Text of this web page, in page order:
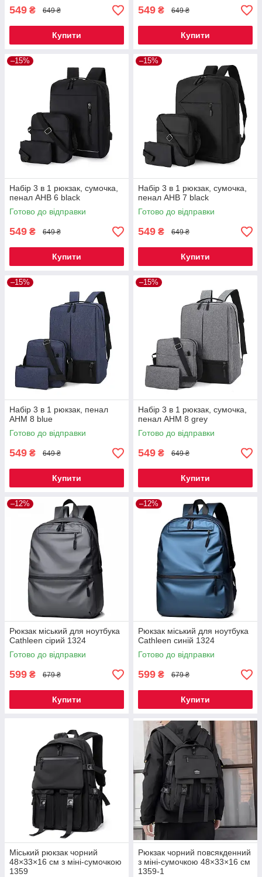
549 ₴ 649 ₴
Купити
549 ₴ 649 ₴
Купити
–15%
Набір 3 в 1 рюкзак, сумочка,
пенал AHB 6 black
Готово до відправки
549 ₴ 649 ₴
Купити
–15%
Набір 3 в 1 рюкзак, сумочка,
пенал AHB 7 black
Готово до відправки
549 ₴ 649 ₴
Купити
–15%
Набір 3 в 1 рюкзак, пенал
AHM 8 blue
Готово до відправки
549 ₴ 649 ₴
Купити
–15%
Набір 3 в 1 рюкзак, сумочка,
пенал AHM 8 grey
Готово до відправки
549 ₴ 649 ₴
Купити
–12%
Рюкзак міський для ноутбука
Cathleen сірий 1324
Готово до відправки
599 ₴ 679 ₴
Купити
–12%
Рюкзак міський для ноутбука
Cathleen синій 1324
Готово до відправки
599 ₴ 679 ₴
Купити
Міський рюкзак чорний
48×33×16 см з міні-сумочкою
1359
Рюкзак чорний повсякденний
з міні-сумочкою 48×33×16 см
1359-1